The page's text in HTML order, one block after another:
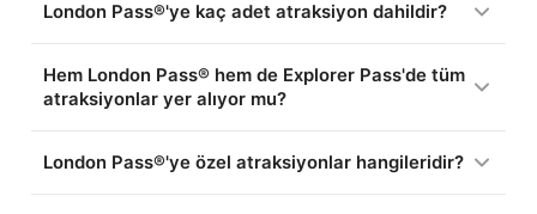
London Pass®'ye kaç adet atraksiyon dahildir?
Hem London Pass® hem de Explorer Pass'de tüm
atraksiyonlar yer alıyor mu?
London Pass®'ye özel atraksiyonlar hangileridir?